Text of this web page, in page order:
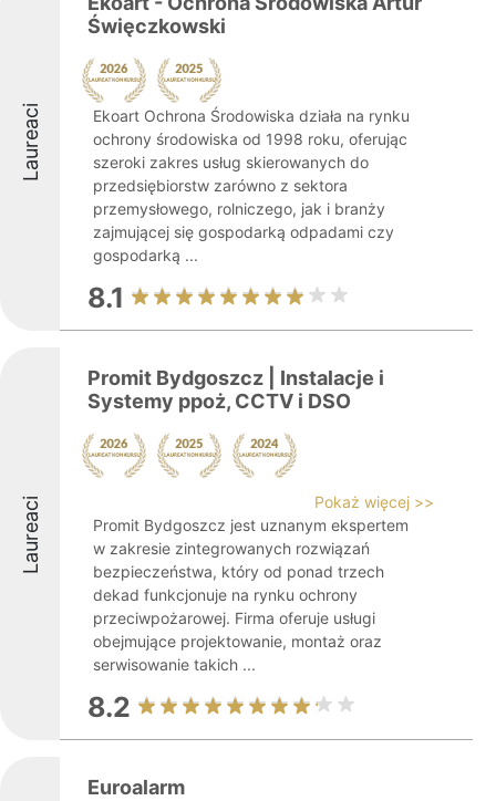
Laureaci
Święczkowski
Ekoart Ochrona Środowiska działa na rynku
ochrony środowiska od 1998 roku, oferując
szeroki zakres usług skierowanych do
przedsiębiorstw zarówno z sektora
przemysłowego, rolniczego, jak i branży
zajmującej się gospodarką odpadami czy
gospodarką ...
8.1
Laureaci
Promit Bydgoszcz | Instalacje i
Systemy ppoż, CCTV i DSO
Pokaż więcej >>
Promit Bydgoszcz jest uznanym ekspertem
w zakresie zintegrowanych rozwiązań
bezpieczeństwa, który od ponad trzech
dekad funkcjonuje na rynku ochrony
przeciwpożarowej. Firma oferuje usługi
obejmujące projektowanie, montaż oraz
serwisowanie takich ...
8.2
Euroalarm